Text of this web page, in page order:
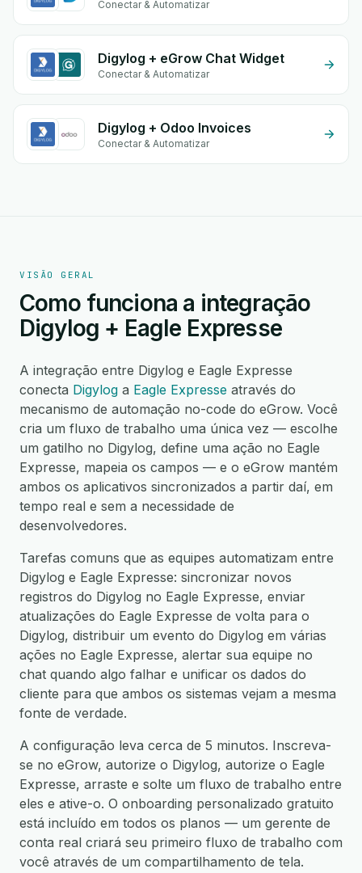
Conectar & Automatizar
Digylog + eGrow Chat Widget
Conectar & Automatizar
Digylog + Odoo Invoices
Conectar & Automatizar
VISÃO GERAL
Como funciona a integração
Digylog + Eagle Expresse
A integração entre Digylog e Eagle Expresse
conecta Digylog a Eagle Expresse através do
mecanismo de automação no-code do eGrow. Você
cria um fluxo de trabalho uma única vez — escolhe
um gatilho no Digylog, define uma ação no Eagle
Expresse, mapeia os campos — e o eGrow mantém
ambos os aplicativos sincronizados a partir daí, em
tempo real e sem a necessidade de
desenvolvedores.
Tarefas comuns que as equipes automatizam entre
Digylog e Eagle Expresse: sincronizar novos
registros do Digylog no Eagle Expresse, enviar
atualizações do Eagle Expresse de volta para o
Digylog, distribuir um evento do Digylog em várias
ações no Eagle Expresse, alertar sua equipe no
chat quando algo falhar e unificar os dados do
cliente para que ambos os sistemas vejam a mesma
fonte de verdade.
A configuração leva cerca de 5 minutos. Inscreva-
se no eGrow, autorize o Digylog, autorize o Eagle
Expresse, arraste e solte um fluxo de trabalho entre
eles e ative-o. O onboarding personalizado gratuito
está incluído em todos os planos — um gerente de
conta real criará seu primeiro fluxo de trabalho com
você através de um compartilhamento de tela.